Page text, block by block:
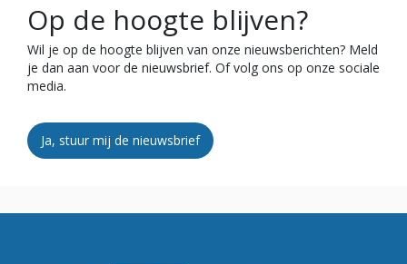
Op de hoogte blijven?
Wil je op de hoogte blijven van onze nieuwsberichten? Meld
je dan aan voor de nieuwsbrief. Of volg ons op onze sociale
media.
Ja, stuur mij de nieuwsbrief